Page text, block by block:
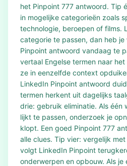
het Pinpoint 777 antwoord. Tip
in mogelijke categorieën zoals
technologie, beroepen of films.
categorie te passen, dan heb je
Pinpoint antwoord vandaag te
vertaal Engelse termen naar
ze in eenzelfde context
LinkedIn Pinpoint antwoord
termen herkent uit dagelijks
drie: gebruik eliminatie. Als één
lijkt te passen, onderzoek je
klopt. Een goed Pinpoint 777
alle clues. Tip vier: vergelijk
volgt LinkedIn Pinpoint
onderwerpen en opbouw. Als je